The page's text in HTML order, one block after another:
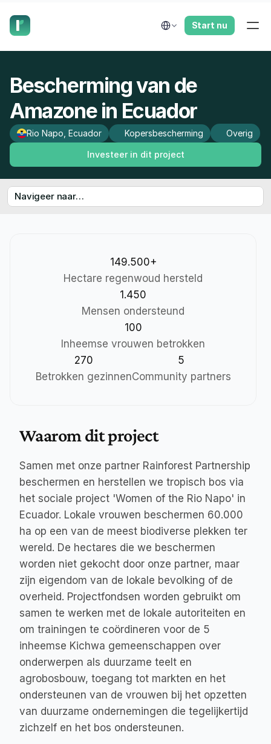
Select Language
Start nu
Bescherming van de
Amazone in Ecuador
Rio Napo, Ecuador Kopersbescherming Overig
Investeer in dit project
Navigeer naar…
149.500+
Hectare regenwoud hersteld
1.450
Mensen ondersteund
100
Inheemse vrouwen betrokken
270
Betrokken gezinnen
5
Community partners
Waarom dit project
Samen met onze partner Rainforest Partnership
beschermen en herstellen we tropisch bos via
het sociale project 'Women of the Rio Napo' in
Ecuador. Lokale vrouwen beschermen 60.000
ha op een van de meest biodiverse plekken ter
wereld. De hectares die we beschermen
worden niet gekocht door onze partner, maar
zijn eigendom van de lokale bevolking of de
overheid. Projectfondsen worden gebruikt om
samen te werken met de lokale autoriteiten en
om trainingen te coördineren voor de 5
inheemse Kichwa gemeenschappen over
onderwerpen als duurzame teelt en
agrobosbouw, toegang tot markten en het
ondersteunen van de vrouwen bij het opzetten
van duurzame ondernemingen die tegelijkertijd
zichzelf en het bos ondersteunen.